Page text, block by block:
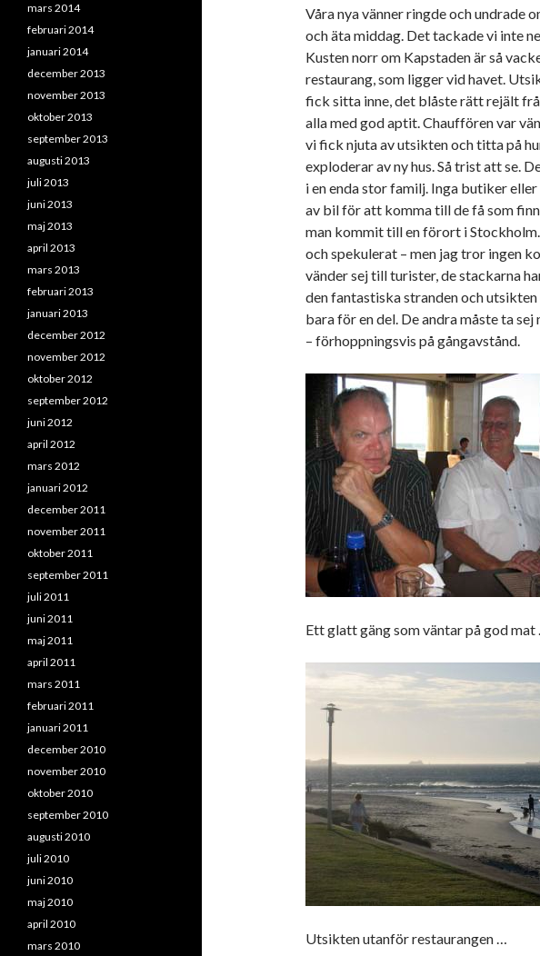
Våra nya vänner ringde och undrade
och äta middag. Det tackade vi inte
Kusten norr om Kapstaden är så
restaurang, som ligger vid havet.
fick sitta inne, det blåste rätt rejält
alla med god aptit. Chauffören var
vi fick njuta av utsikten och titta på
exploderar av ny hus. Så trist att se.
i en enda stor familj. Inga butiker
av bil för att komma till de få som
man kommit till en förort i
och spekulerat – men jag tror ingen
vänder sej till turister, de stackarna
den fantastiska stranden och
bara för en del. De andra måste ta
– förhoppningsvis på gångavstånd.
Ett glatt gäng som väntar på god mat
Utsikten utanför restaurangen …
mars 2014
februari 2014
januari 2014
december 2013
november 2013
oktober 2013
september 2013
augusti 2013
juli 2013
juni 2013
maj 2013
april 2013
mars 2013
februari 2013
januari 2013
december 2012
november 2012
oktober 2012
september 2012
juni 2012
april 2012
mars 2012
januari 2012
december 2011
november 2011
oktober 2011
september 2011
juli 2011
juni 2011
maj 2011
april 2011
mars 2011
februari 2011
januari 2011
december 2010
november 2010
oktober 2010
september 2010
augusti 2010
juli 2010
juni 2010
maj 2010
april 2010
mars 2010